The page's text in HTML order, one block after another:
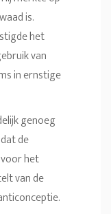
is.
het
van
in ernstige
genoeg
de
het
van de